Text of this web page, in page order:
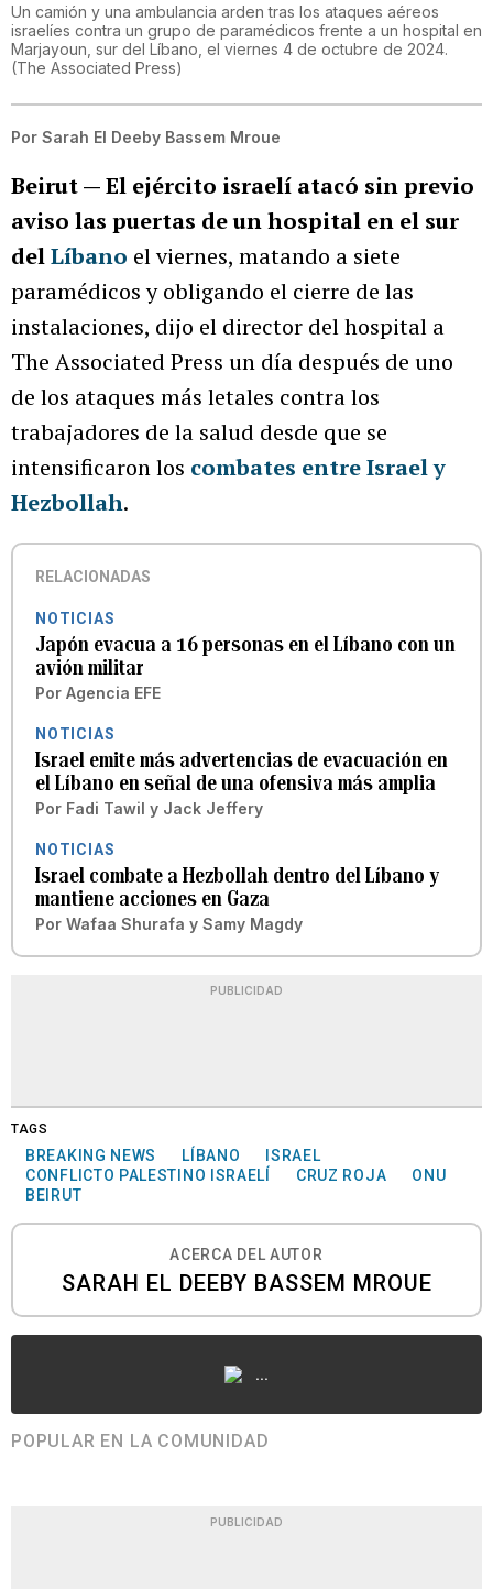
Un camión y una ambulancia arden tras los ataques aéreos
israelíes contra un grupo de paramédicos frente a un hospital en
Marjayoun, sur del Líbano, el viernes 4 de octubre de 2024.
(The Associated Press)
Por Sarah El Deeby Bassem Mroue
Beirut — El ejército israelí atacó sin previo
aviso las puertas de un hospital en el sur
delLíbano el viernes, matando a siete
paramédicos y obligando el cierre de las
instalaciones, dijo el director del hospital a
The Associated Press un día después de uno
de los ataques más letales contra los
trabajadores de la salud desde que se
intensificaron los combates entre Israel y
Hezbollah.
RELACIONADAS
NOTICIAS
Japón evacua a 16 personas en el Líbano con un
avión militar
Por Agencia EFE
NOTICIAS
Israel emite más advertencias de evacuación en
el Líbano en señal de una ofensiva más amplia
Por Fadi Tawil y Jack Jeffery
NOTICIAS
Israel combate a Hezbollah dentro del Líbano y
mantiene acciones en Gaza
Por Wafaa Shurafa y Samy Magdy
PUBLICIDAD
TAGS
BREAKING NEWS LÍBANO
ISRAEL
CONFLICTO PALESTINO ISRAELÍ
CRUZ ROJA
ONU
BEIRUT
ACERCA DEL AUTOR
SARAH EL DEEBY BASSEM MROUE
...
POPULAR EN LA COMUNIDAD
PUBLICIDAD